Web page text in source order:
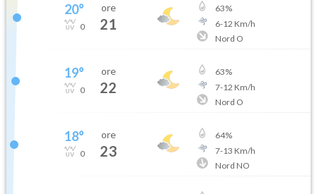
20°
0
ore
21
63%
6-12 Km/h
Nord O
19°
0
ore
22
63%
7-12 Km/h
Nord O
18°
0
ore
23
64%
7-13 Km/h
Nord NO